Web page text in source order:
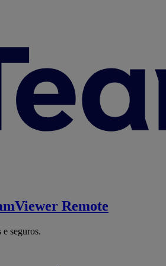
Remote
seguros.